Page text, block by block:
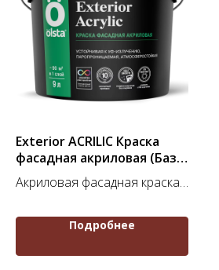
Exterior ACRILIC Краска
фасадная акриловая (База
С)
Акриловая фасадная краска
общественных зданий
Подробнее